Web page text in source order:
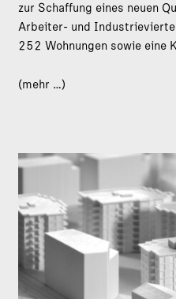
zur Schaffung eines neuen
Arbeiter- und
252 Wohnungen sowie eine
(mehr …)